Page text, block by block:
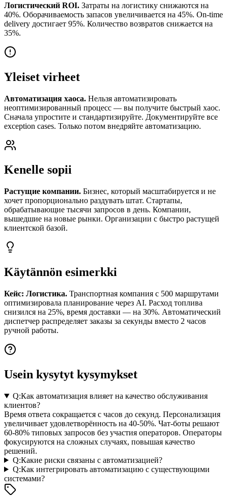
Логистический ROI. Затраты на логистику снижаются на
40%. Оборачиваемость запасов увеличивается на 45%. On-time
delivery достигает 95%. Количество возвратов снижается на
35%.
Yleiset virheet
Автоматизация хаоса. Нельзя автоматизировать
неоптимизированный процесс — вы получите быстрый хаос.
Сначала упростите и стандартизируйте. Документируйте все
exception cases. Только потом внедряйте автоматизацию.
Kenelle sopii
Растущие компании. Бизнес, который масштабируется и не
хочет пропорционально раздувать штат. Стартапы,
обрабатывающие тысячи запросов в день. Компании,
вышедшие на новые рынки. Организации с быстро растущей
клиентской базой.
Käytännön esimerkki
Кейс: Логистика. Транспортная компания с 500 маршрутами
оптимизировала планирование через AI. Расход топлива
снизился на 25%, время доставки — на 30%. Автоматический
диспетчер распределяет заказы за секунды вместо 2 часов
ручной работы.
Usein kysytyt kysymykset
Q:Как автоматизация влияет на качество обслуживания
клиентов?
Время ответа сокращается с часов до секунд. Персонализация
увеличивает удовлетворённость на 40-50%. Чат-боты решают
60-80% типовых запросов без участия операторов. Операторы
фокусируются на сложных случаях, повышая качество
решений.
Q:Какие риски связаны с автоматизацией?
Q:Как интегрировать автоматизацию с существующими
системами?